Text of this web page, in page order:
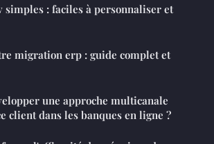
simples : faciles à personnaliser et
migration erp : guide complet et
une approche multicanale
client dans les banques en ligne ?